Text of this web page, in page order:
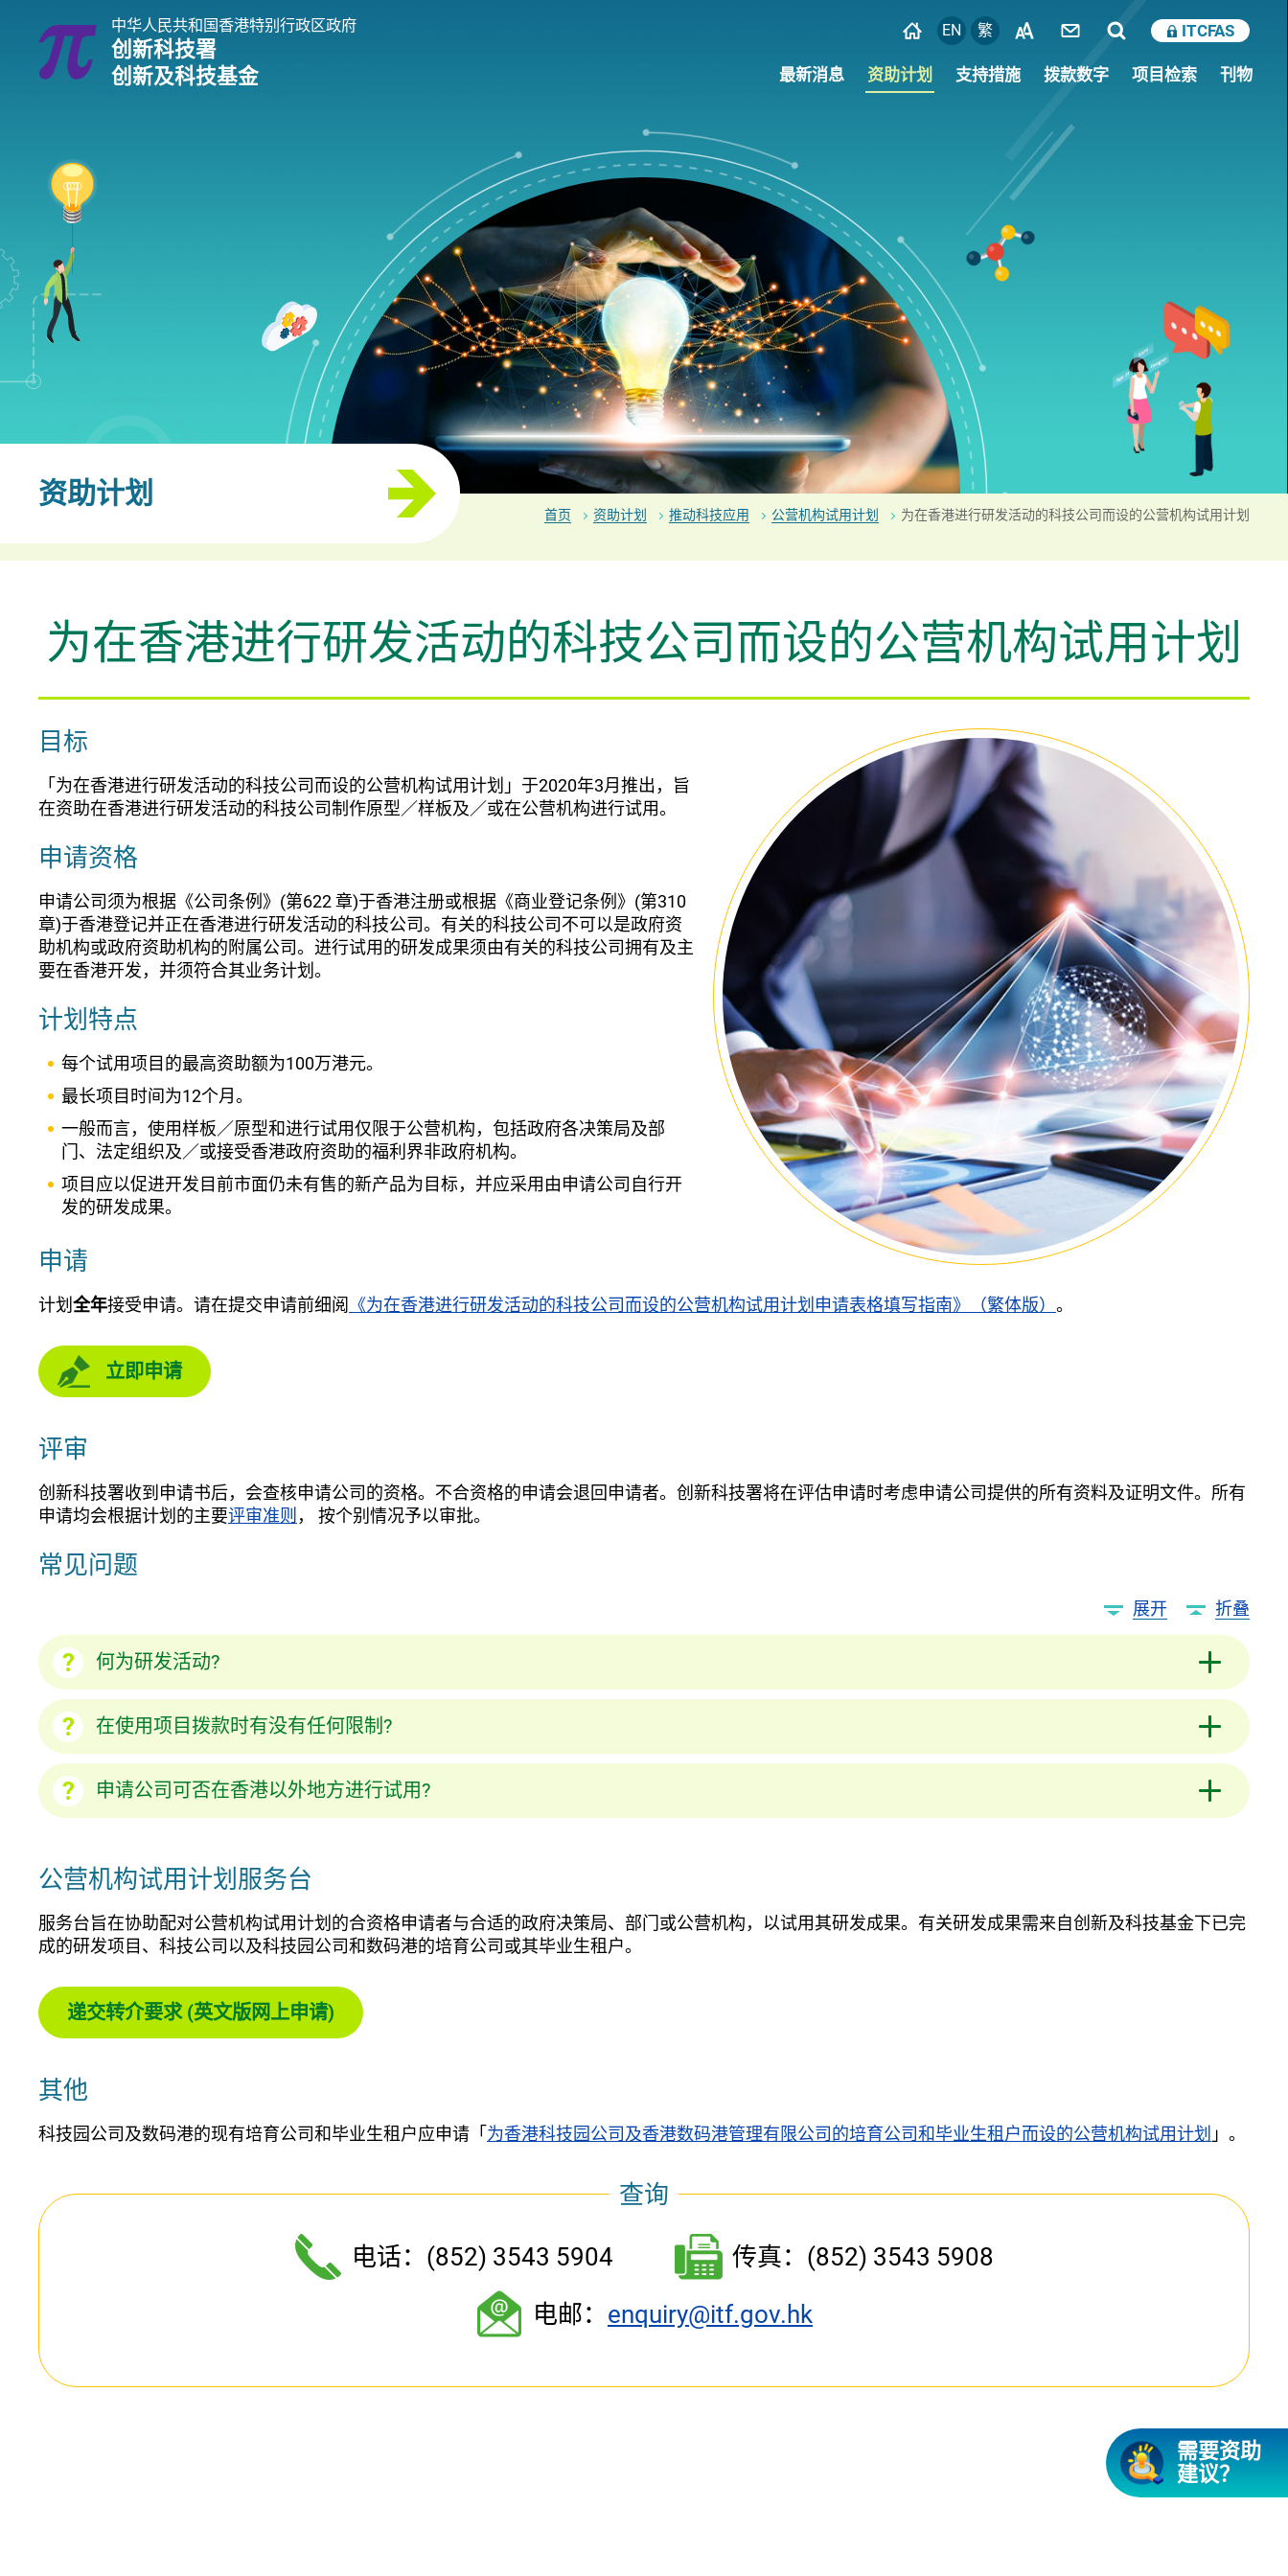
中华人民共和国香港特别行政区政府
创新科技署
创新及科技基金
EN 繁 ITCFAS
最新消息 资助计划
创新及科技支援计划
内地与香港科技合作资助计划
企业支援计划
前沿科技研究支援计划
推动科技应用
公营机构试用计划
推进新型工业化及发展新质生产力
新型工业加速计划
新型工业化支援计划
创科产业引导基金
支援科技初创企业
创科创投基金
产学研1+计划
创科加速器先导计划
培养创科文化
一般支援计划
支持措施
大学科技初创企业资助计划
拨款数字 项目检索 刊物
知识产权安排指引
获款机构的审计师须知
科技支援计划概览
资助计划
首页 资助计划 推动科技应用 公营机构试用计划 为在香港进行研发活动的科技公司而设的公营机构试用计划
需要资助
建议？
为在香港进行研发活动的科技公司而设的公营机构试用计划
目标
「为在香港进行研发活动的科技公司而设的公营机构试用计划」于2020年3月推出，旨
在资助在香港进行研发活动的科技公司制作原型／样板及／或在公营机构进行试用。
申请资格
申请公司须为根据《公司条例》(第622 章)于香港注册或根据《商业登记条例》(第310
章)于香港登记并正在香港进行研发活动的科技公司。有关的科技公司不可以是政府资
助机构或政府资助机构的附属公司。进行试用的研发成果须由有关的科技公司拥有及主
要在香港开发，并须符合其业务计划。
计划特点
每个试用项目的最高资助额为100万港元。
最长项目时间为12个月。
一般而言，使用样板／原型和进行试用仅限于公营机构，包括政府各决策局及部
门、法定组织及／或接受香港政府资助的福利界非政府机构。
项目应以促进开发目前市面仍未有售的新产品为目标，并应采用由申请公司自行开
发的研发成果。
申请
计划 全年接受申请。请在提交申请前细阅 《为在香港进行研发活动的科技公司而设的公营机构试用计划申请表格填写指南》（繁体版） 。
立即申请
评审
创新科技署收到申请书后，会查核申请公司的资格。不合资格的申请会退回申请者。创新科技署将在评估申请时考虑申请公司提供的所有资料及证明文件。所有
申请均会根据计划的主要评审准则 ， 按个别情况予以审批。
常见问题
展开 折叠
何为研发活动?
在使用项目拨款时有没有任何限制?
申请公司可否在香港以外地方进行试用?
公营机构试用计划服务台
服务台旨在协助配对公营机构试用计划的合资格申请者与合适的政府决策局、部门或公营机构，以试用其研发成果。有关研发成果需来自创新及科技基金下已完
成的研发项目、科技公司以及科技园公司和数码港的培育公司或其毕业生租户。
递交转介要求 (英文版网上申请)
其他
科技园公司及数码港的现有培育公司和毕业生租户应申请「 为香港科技园公司及香港数码港管理有限公司的培育公司和毕业生租户而设的公营机构试用计划 」。
查询
电话：(852) 3543 5904
传真：(852) 3543 5908
电邮： enquiry@itf.gov.hk
企业 / 初创企业 / 创科加速器
科技应用
推进新型工业化及发展新质生产力
让雇员接受高端科技培训 / 聘用人才进行研发
工作
为初创企业寻找资金
培养创新科技文化
为创新科技企业提供加速服务